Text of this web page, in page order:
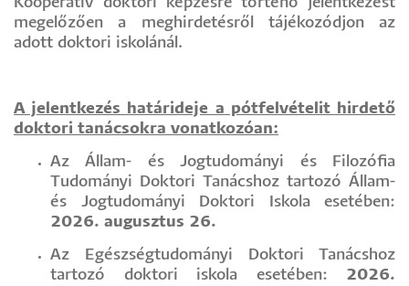
megelőzően a meghirdetésről tájékozódjon az
adott doktori iskolánál.
A jelentkezés határideje a pótfelvételit hirdető
doktori tanácsokra vonatkozóan:
Az Állam- és Jogtudományi és Filozófia
Tudományi Doktori Tanácshoz tartozó Állam-
és Jogtudományi Doktori Iskola esetében:
2026. augusztus 26.
Az Egészségtudományi Doktori Tanácshoz
tartozó doktori iskola esetében: 2026.